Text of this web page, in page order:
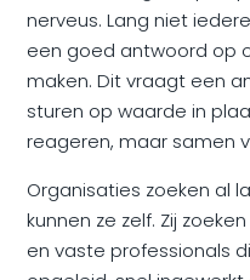
nerveus. Lang niet
een goed antwoord op
maken. Dit vraagt een
sturen op waarde in
reageren, maar samen
Organisaties zoeken al
kunnen ze zelf. Zij
en vaste professionals